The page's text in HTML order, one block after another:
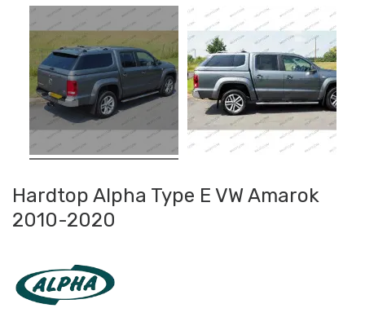
Hardtop Alpha Type E VW Amarok
2010-2020